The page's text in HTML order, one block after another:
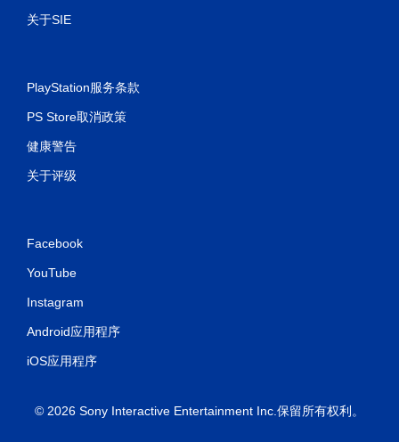
关于SIE
PlayStation服务条款
PS Store取消政策
健康警告
关于评级
Facebook
YouTube
Instagram
Android应用程序
iOS应用程序
© 2026 Sony Interactive Entertainment Inc.保留所有权利。